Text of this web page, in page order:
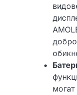
добро